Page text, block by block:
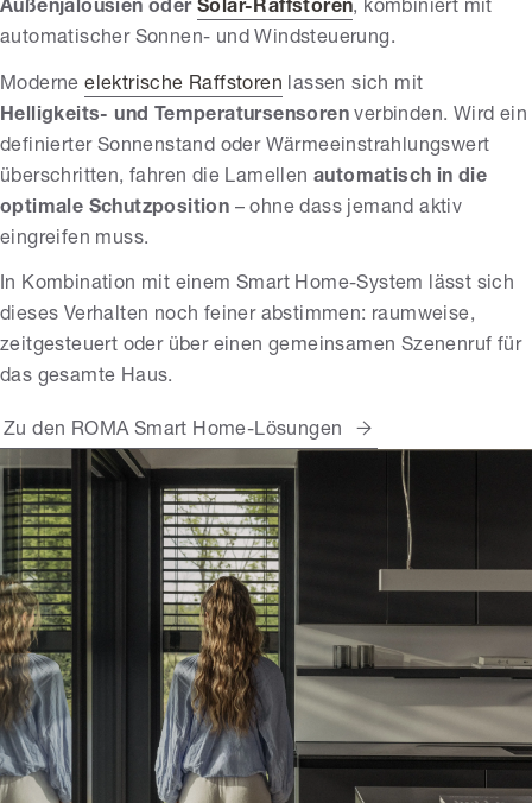
Außenjalousien oder Solar-Raffstoren, kombiniert mit
automatischer Sonnen- und Windsteuerung.
Moderneelektrische Raffstoren lassen sich mit
Helligkeits- und Temperatursensoren verbinden. Wird ein
definierter Sonnenstand oder Wärmeeinstrahlungswert
überschritten, fahren die Lamellen automatisch in die
optimale Schutzposition – ohne dass jemand aktiv
eingreifen muss.
In Kombination mit einem Smart Home-System lässt sich
dieses Verhalten noch feiner abstimmen: raumweise,
zeitgesteuert oder über einen gemeinsamen Szenenruf für
das gesamte Haus.
Zu den ROMA Smart Home-Lösungen